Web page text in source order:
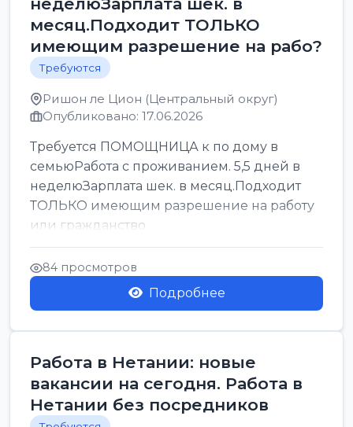
месяц.Подходит ТОЛЬКО
имеющим разрешение на рабо?
Требуются
Ришон ле Цион (Центральный округ)
Опубликовано: 17.06.2026
Требуется ПОМОЩНИЦА к по дому в
семьюРабота с проживанием. 5,5 дней в
неделюЗарплата шек. в месяц.Подходит
ТОЛЬКО имеющим разрешение на работу
или гражданство
84 просмотров
Подробнее
Работа в Нетании: новые
вакансии на сегодня. Работа в
Нетании без посредников